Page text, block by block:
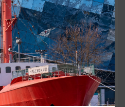
13:00